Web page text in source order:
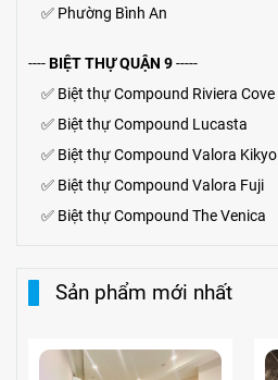
✅ Phường Bình An
----BIỆT THỰ QUẬN 9-----
✅ Biệt thự Compound Riviera Cove
✅ Biệt thựCompound Lucasta
✅ Biệt thựCompound Valora Kikyo
✅ Biệt thự Compound Valora Fuji
✅ Biệt thự Compound The Venica
Sản phẩm mới nhất